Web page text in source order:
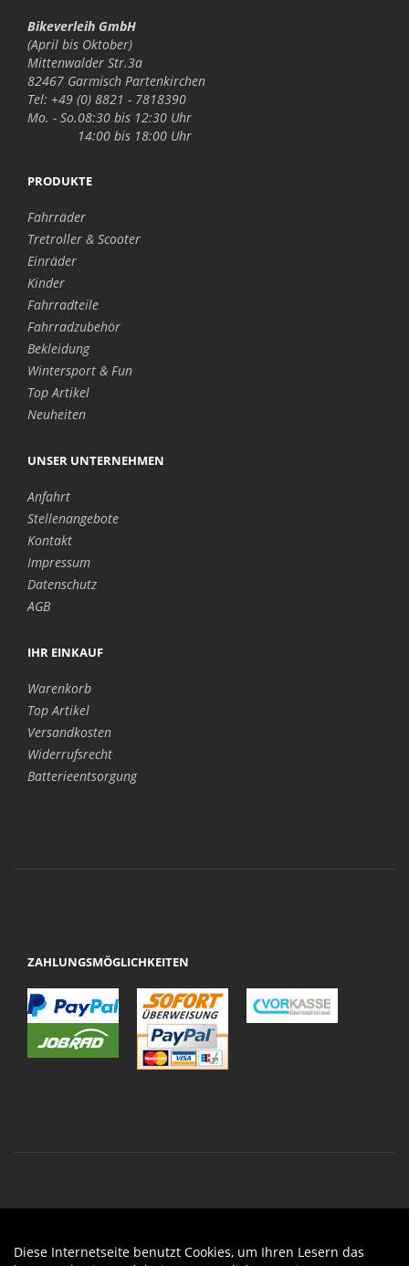
Bikeverleih GmbH
(April bis Oktober)
Mittenwalder Str.3a
82467 Garmisch Partenkirchen
Tel: +49 (0) 8821 - 7818390
Mo. - So.08:30 bis 12:30 Uhr
14:00 bis 18:00 Uhr
PRODUKTE
Fahrräder
Tretroller & Scooter
Einräder
Kinder
Fahrradteile
Fahrradzubehör
Bekleidung
Wintersport & Fun
Top Artikel
Neuheiten
UNSER UNTERNEHMEN
Anfahrt
Stellenangebote
Kontakt
Impressum
Datenschutz
AGB
IHR EINKAUF
Warenkorb
Top Artikel
Versandkosten
Widerrufsrecht
Batterieentsorgung
ZAHLUNGSMÖGLICHKEITEN
Diese Internetseite benutzt Cookies, um Ihren Lesern das
Auftrag widerrufen